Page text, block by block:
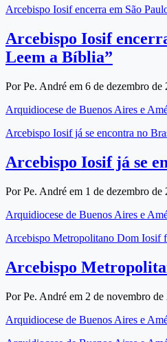
Arcebispo Iosif encerra em São
Arcebispo Iosif
Leem a Bíblia”
Por Pe. André em 6 de dezembro de
Arquidiocese de Buenos Aires e
Arcebispo Iosif já se encontra no
Arcebispo Iosif já se
Por Pe. André em 1 de dezembro de
Arquidiocese de Buenos Aires e
Arcebispo Metropolitano Dom Iosif
Arcebispo
Por Pe. André em 2 de novembro de
Arquidiocese de Buenos Aires e